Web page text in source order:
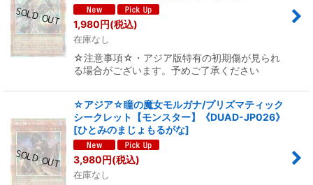
1,980円(税込)
在庫なし
☆注意事項☆・アジア版特有の初期傷が見られ
る場合がございます。予めご了承ください
☆アジア☆瞳の魔女モルガナ/プリズマティック
シークレット【モンスター】《DUAD-JP026》
[ひとみのまじょもるがな]
3,980円(税込)
在庫なし